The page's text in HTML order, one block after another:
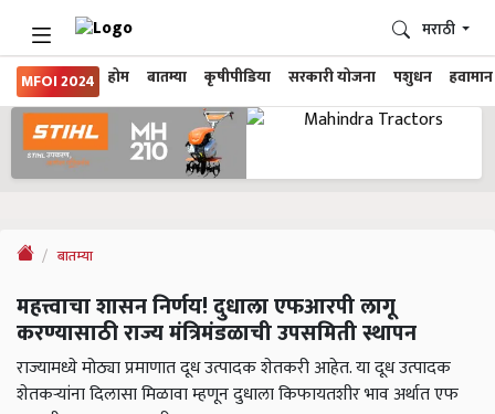
MFOI 2024 होम बातम्या कृषीपीडिया सरकारी योजना पशुधन हवामान
मराठी
बातम्या
महत्त्वाचा शासन निर्णय! दुधाला एफआरपी लागू
करण्यासाठी राज्य मंत्रिमंडळाची उपसमिती स्थापन
राज्यामध्ये मोठ्या प्रमाणात दूध उत्पादक शेतकरी आहेत. या दूध उत्पादक
शेतकऱ्यांना दिलासा मिळावा म्हणून दुधाला किफायतशीर भाव अर्थात एफ